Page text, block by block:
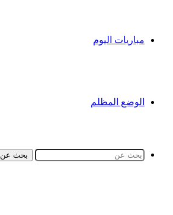
مباريات اليوم
الوضع المظلم
بحث عن